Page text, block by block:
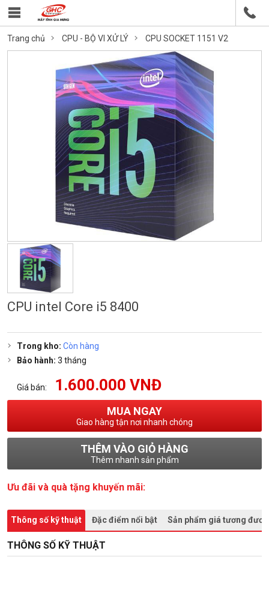
Trang chủ CPU - BỘ VI XỬ LÝ CPU SOCKET 1151 V2
CPU intel Core i5 8400
Trong kho: Còn hàng
Bảo hành: 3 tháng
Giá bán: 1.600.000 VNĐ
MUA NGAY
Giao hàng tận nơi nhanh chóng
THÊM VÀO GIỎ HÀNG
Thêm nhanh sản phẩm
Ưu đãi và quà tặng khuyến mãi:
Thông số kỹ thuật Đặc điểm nổi bật Sản phẩm giá tương
THÔNG SỐ KỸ THUẬT